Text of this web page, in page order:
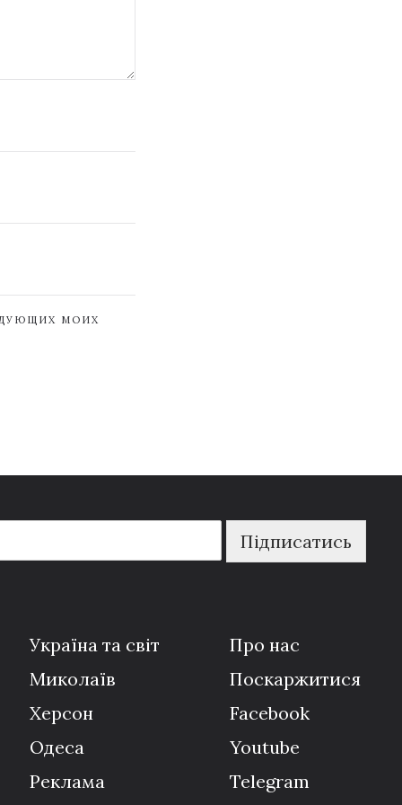
МОИХ
Підписатись
Україна та світ
Миколаїв
Херсон
Одеса
Реклама
Про нас
Поскаржитися
Facebook
Youtube
Telegram